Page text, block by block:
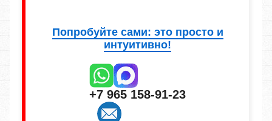
Попробуйте сами: это просто и
интуитивно!
+7 965 158-91-23